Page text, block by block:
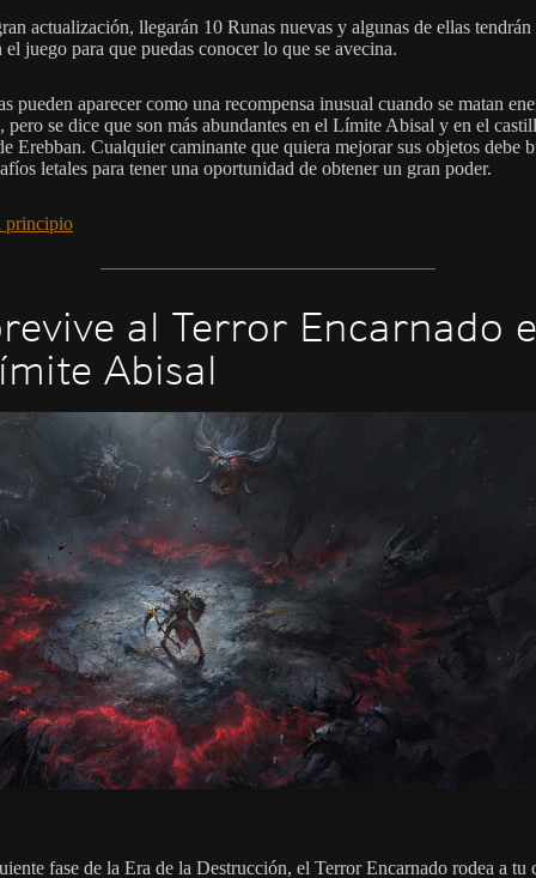
actualización, llegarán 10 Runas nuevas y algunas de ellas
el juego para que puedas conocer lo que se avecina.
pueden aparecer como una recompensa inusual cuando se matan
pero se dice que son más abundantes en el Límite Abisal y en el
Erebban. Cualquier caminante que quiera mejorar sus objetos debe
letales para tener una oportunidad de obtener un gran poder.
principio
al Terror Encarnado
Abisal
fase de la Era de la Destrucción, el Terror Encarnado rodea a tu